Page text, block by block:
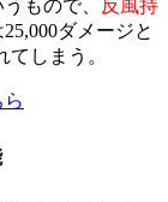
もので、
反風持
ダメージと
しまう。